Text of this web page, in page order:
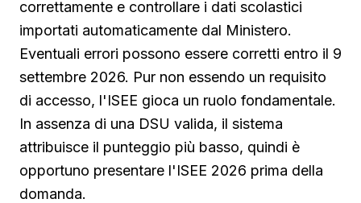
correttamente e controllare i dati scolastici
importati automaticamente dal Ministero.
Eventuali errori possono essere corretti entro il 9
settembre 2026. Pur non essendo un requisito
di accesso, l'ISEE gioca un ruolo fondamentale.
In assenza di una DSU valida, il sistema
attribuisce il punteggio più basso, quindi è
opportuno presentare l'ISEE 2026 prima della
domanda.